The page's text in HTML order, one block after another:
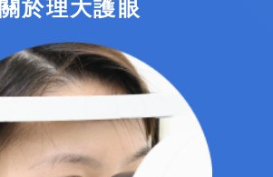
關於理大護眼